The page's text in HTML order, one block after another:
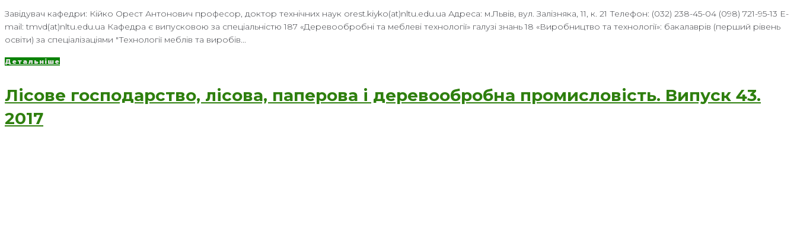
Завідувач кафедри: Кійко Орест Антонович професор, доктор технічних наук orest.kiyko(at)nltu.edu.ua Адреса: м.Львів, вул. Залізняка, 11, к. 21 Телефон: (032) 238-45-04 (098) 721-95-13 E-
mail: tmvd(at)nltu.edu.ua Кафедра є випусковою за спеціальністю 187 «Деревообробні та меблеві технології» галузі знань 18 «Виробництво та технології»: бакалаврів (перший рівень
освіти) за спеціалізаціями "Технології меблів та виробів...
Детальніше
Лісове господарство, лісова, паперова і деревообробна промисловість. Випуск 43.
2017